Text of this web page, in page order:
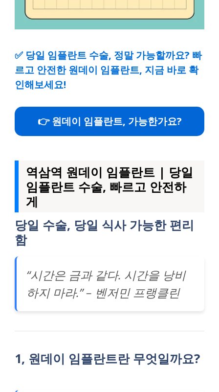
✅ 당일 임플란트 수술, 정말 가능할까요? 빠
르고 안전한 원데이 임플란트, 지금 바로 확
인해보세요!
👉 원데이 임플란트, 가능한가요?
역삼역 원데이 임플란트 | 당일
임플란트 수술, 빠르고 안전하
게
당일 수술, 당일 식사 가능한 편리
함
“시간은 금과 같다. 시간을 낭비
하지 마라.” – 벤저민 프랭클린
1, 원데이 임플란트란 무엇일까요?